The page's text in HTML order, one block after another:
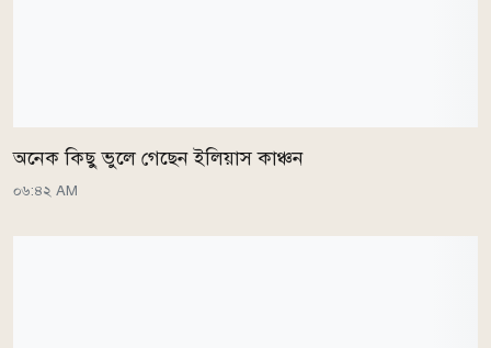
অনেক কিছু ভুলে গেছেন ইলিয়াস কাঞ্চন
০৬:৪২ AM